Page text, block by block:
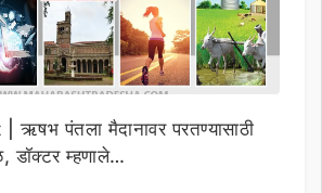
पंतला मैदानावर परतण्यासाठी
डॉक्टर म्हणाले…